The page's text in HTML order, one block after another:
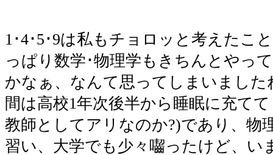
1･4･5･9は私もチョロッと考えたこ
っぱり数学･物理学もきちんとやっ
かなぁ、なんて思ってしまいました
間は高校1年次後半から睡眠に充て
教師としてアリなのか?)であり、物
習い、大学でも少々囓ったけど、い